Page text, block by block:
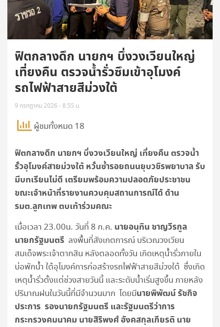
ฟิตกลางดึก นายกฯ บึ่งวงเวียนใหญ่
เที่ยงคืน ตรวจน้ำรั่วซึมเข้าอุโมงค์
รถไฟฟ้าสายสีม่วงใต้
9 กรกฎาคม 2026 - 8:55 น.
ผู้ชมทั้งหมด 18
ฟิตกลางดึก นายกฯ บึ่งวงเวียนใหญ่ เที่ยงคืน ตรวจน้ำ
รั่วอุโมงค์สายม่วงใต้ หวั่นซ้ำรอยถนนยุบวชิรพยาบาล รับ
มีบทเรียนไม่ดี เตรียมพร้อมความปลอดภัยประชาชน
ขณะเจ้าหน้าที่รายงานควบคุมสถานการณ์ได้ ด้าน
รมต.ลูกเทพ ตบเท้าร่วมคณะ
เมื่อเวลา 23.00น. วันที่ 8 ก.ค. นายอนุทิน ชาญวีรกูล
นายกรัฐมนตรี ลงพื้นที่สังเกตการณ์ บริเวณวงเวียน
สมเด็จพระเจ้าตากสิน หลังตลอดทั้งวัน เกิดเหตุน้ำรั่วภายใน
บ่อพักน้ำ ใต้อุโมงค์การก่อสร้างรถไฟฟ้าสายสีม่วงใต้ ซึ่งเกิด
เหตุน้ำรั่วตั้งแต่ช่วงสายวันนี้ และระดับน้ำเริ่มสูงขึ้น ภายหลัง
ปริมาณฝนในวันนี้ที่มีจำนวนมาก โดยมีนายพิพัฒน์ รัชกิจ
ประการ รองนายกรัฐมนตรี และรัฐมนตรีว่าการ
กระทรวงคมนาคม นายสิริพงศ์ อังคสกุลเกียรติ นาย